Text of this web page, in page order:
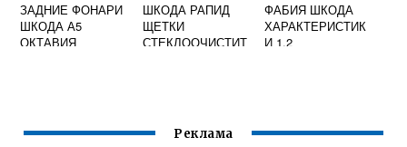
ЗАДНИЕ ФОНАРИ
ШКОДА А5
ОКТАВИЯ
ШКОДА РАПИД
ЩЕТКИ
СТЕКЛООЧИСТИТ
ФАБИЯ ШКОДА
ХАРАКТЕРИСТИК
И 1.2
Реклама